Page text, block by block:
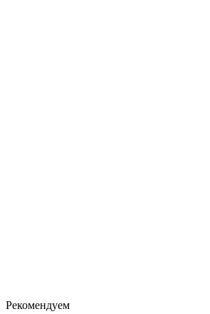
Рекомендуем